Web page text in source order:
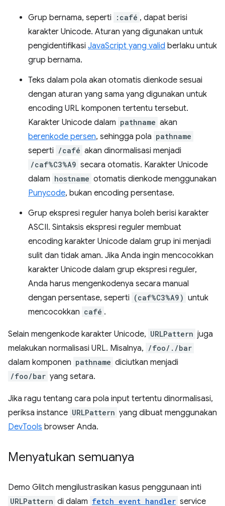
Grup bernama, seperti :café , dapat berisi
karakter Unicode. Aturan yang digunakan untuk
pengidentifikasi JavaScript yang valid berlaku untuk
grup bernama.
Teks dalam pola akan otomatis dienkode sesuai
dengan aturan yang sama yang digunakan untuk
encoding URL komponen tertentu tersebut.
Karakter Unicode dalam pathname akan
berenkode persen, sehingga pola pathname
seperti /café akan dinormalisasi menjadi
/caf%C3%A9 secara otomatis. Karakter Unicode
dalam hostname otomatis dienkode menggunakan
Punycode, bukan encoding persentase.
Grup ekspresi reguler hanya boleh berisi karakter
ASCII. Sintaksis ekspresi reguler membuat
encoding karakter Unicode dalam grup ini menjadi
sulit dan tidak aman. Jika Anda ingin mencocokkan
karakter Unicode dalam grup ekspresi reguler,
Anda harus mengenkodenya secara manual
dengan persentase, seperti (caf%C3%A9) untuk
mencocokkan café .
Selain mengenkode karakter Unicode, URLPattern juga
melakukan normalisasi URL. Misalnya, /foo/./bar
dalam komponen pathname diciutkan menjadi
/foo/bar yang setara.
Jika ragu tentang cara pola input tertentu dinormalisasi,
periksa instance URLPattern yang dibuat menggunakan
DevTools browser Anda.
Menyatukan semuanya
Demo Glitch mengilustrasikan kasus penggunaan inti
URLPattern di dalam fetch event handler service